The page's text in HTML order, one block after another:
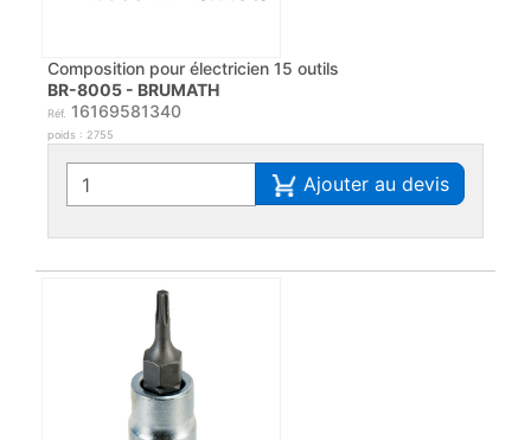
Composition pour électricien 15 outils
BR-8005 - BRUMATH
Réf. 16169581340
poids : 2755
Ajouter au devis